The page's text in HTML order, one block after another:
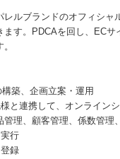
レルブランドのオフィシャ
ます。PDCAを回し、ECサ
築、企画立案・運用
と連携して、オンライン
管理、顧客管理、係数管理
行
録